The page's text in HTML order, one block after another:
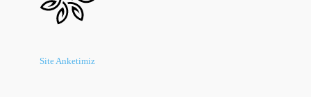
Site Anketimiz